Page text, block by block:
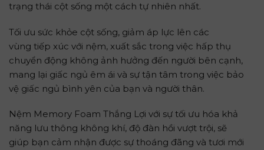
trạng thái cột sống một cách tự nhiên nhất.
Tối ưu sức khỏe cột sống, giảm áp lực lên các
vùng tiếp xúc với nệm, xuất sắc trong việc hấp thụ
chuyển động không ảnh hưởng đến người bên cạnh,
mang lại giấc ngủ êm ái và sự tận tâm trong việc bảo
vệ giấc ngủ bình yên của bạn và người thân.
Nệm Memory Foam Thắng Lợi với sự tối ưu hóa khả
năng lưu thông không khí, độ đàn hồi vượt trội, sẽ
giúp bạn cảm nhận được sự thoáng đãng và tươi mới